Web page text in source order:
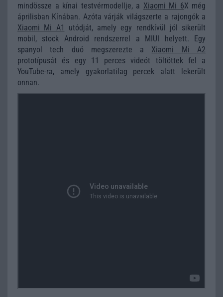
mindössze a kínai testvérmodellje, a Xiaomi Mi 6X még
áprilisban Kínában. Azóta várják világszerte a rajongók a
Xiaomi Mi A1
utódját, amely egy rendkívül jól sikerült
mobil, stock Android rendszerrel a MIUI helyett. Egy
spanyol tech duó megszerezte a Xiaomi Mi A2
prototípusát és egy 11 perces videót töltöttek fel a
YouTube-ra, amely gyakorlatilag percek alatt lekerült
onnan.